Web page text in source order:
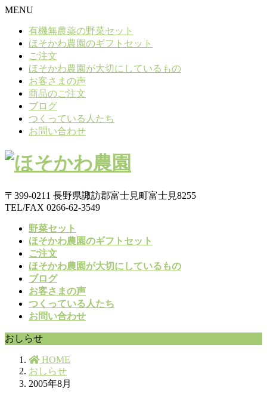
MENU
有機無農薬の野菜セット
ほそかわ農園のギフトセット
ご注文
ほそかわ農園が大切にしているもの
お客さまの声
商品のご注文
ブログ
つくっている人たち
お問い合わせ
〒399-0211 長野県諏訪郡富士見町富士見8255
TEL/FAX 0266-62-3549
野菜セット
ほそかわ農園のギフトセット
ご注文
ほそかわ農園が大切にしているもの
ブログ
お客さまの声
つくっている人たち
お問い合わせ
おしらせ
HOME
おしらせ
2005年8月